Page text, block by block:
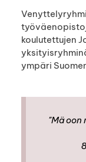
koulutettujen
ympäri
"Mä